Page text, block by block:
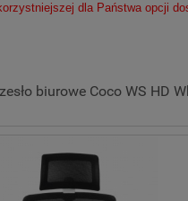
dla Państwa opcji
biurowe Coco WS HD